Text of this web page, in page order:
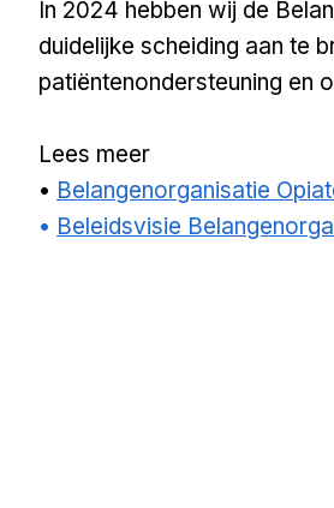
In 2024 hebben wij de
duidelijke scheiding aan te
patiëntenondersteuning en
Lees meer
• Belangenorganisatie
• Beleidsvisie